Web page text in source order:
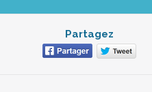
Partagez